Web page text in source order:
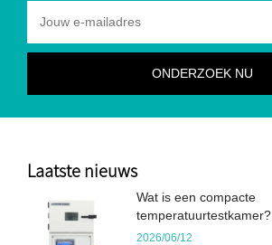
Laatste nieuws
Wat is een compacte
temperatuurtestkamer?
2026/06/12